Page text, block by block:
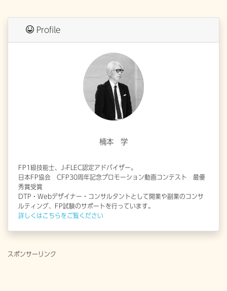
Profile
楠本 学
FP1級技能士、J-FLEC認定アドバイザー。
日本FP協会 CFP30周年記念プロモーション動画コンテスト 最優
秀賞受賞
DTP・Webデザイナー・コンサルタントとして開業や副業のコンサ
ルティング、FP試験のサポートを行っています。
詳しくはこちらをご覧ください
スポンサーリンク